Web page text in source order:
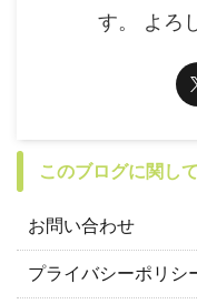
す。 よろ
このブログに関して
お問い合わせ
プライバシーポリシ